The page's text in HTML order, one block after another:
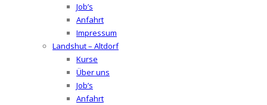
Job’s
Anfahrt
Impressum
Landshut – Altdorf
Kurse
Über uns
Job’s
Anfahrt